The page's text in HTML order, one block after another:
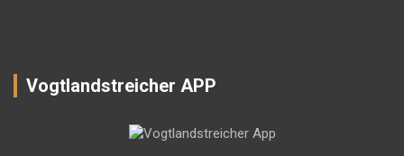
Vogtlandstreicher APP